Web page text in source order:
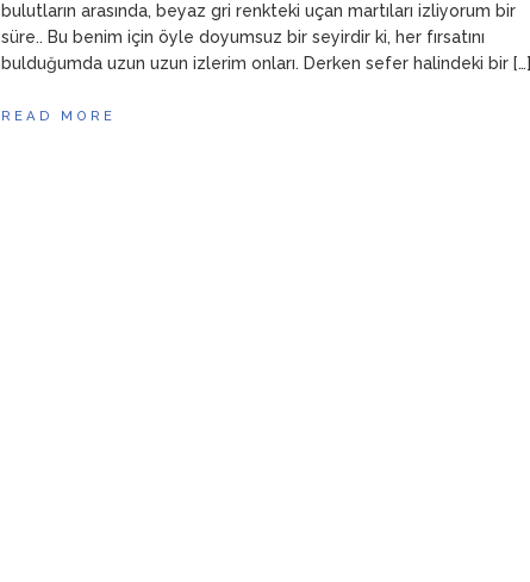
bulutların arasında, beyaz gri renkteki uçan martıları izliyorum bir
süre.. Bu benim için öyle doyumsuz bir seyirdir ki, her fırsatını
bulduğumda uzun uzun izlerim onları. Derken sefer halindeki bir […]
READ MORE